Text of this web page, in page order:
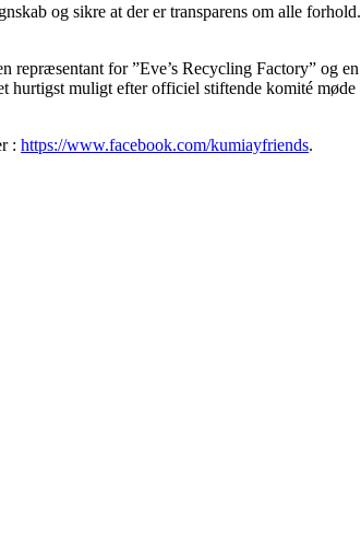
og sikre at der er transparens om alle forhold.
repræsentant for ”Eve’s Recycling Factory” og en
hurtigst muligt efter officiel stiftende komité møde
: https://www.facebook.com/kumiayfriends.